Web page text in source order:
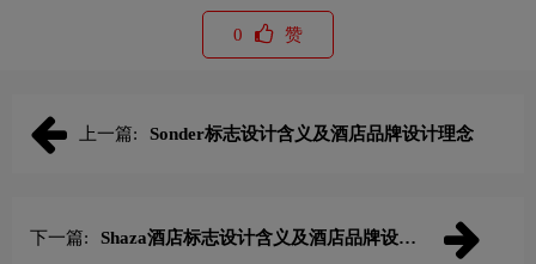
0 赞
上一篇: Sonder标志设计含义及酒店品牌设计理念
下一篇:
Shaza酒店标志设计含义及酒店品牌设计